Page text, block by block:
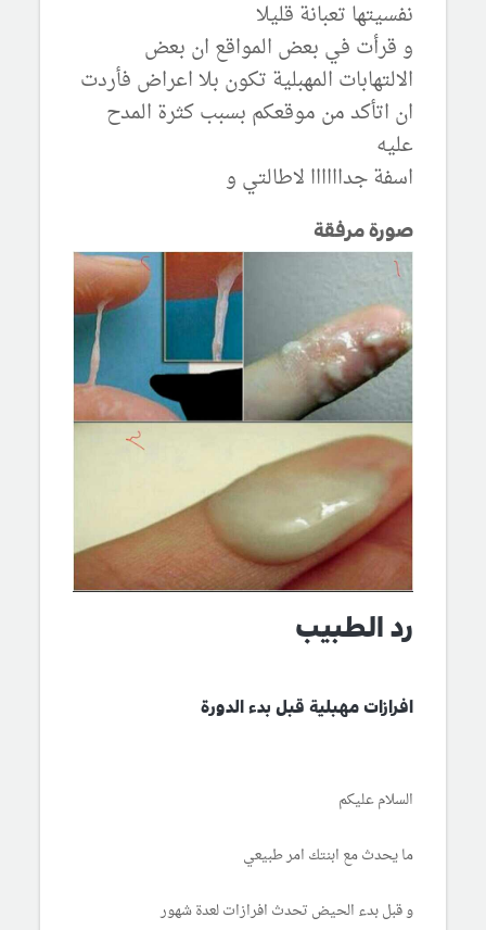
نفسيتها تعبانة قليلا
و قرأت في بعض المواقع ان بعض
الالتهابات المهبلية تكون بلا اعراض فأردت
ان اتأكد من موقعكم بسبب كثرة المدح
عليه
اسفة جداااااا لاطالتي و
صورة مرفقة
رد الطبيب
افرازات مهبلية قبل بدء الدورة
السلام عليكم
ما يحدث مع ابنتك امر طبيعي
و قبل بدء الحيض تحدث افرازات لعدة شهور